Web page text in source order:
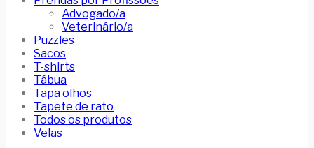
Advogado/a
Veterinário/a
Puzzles
Sacos
T-shirts
Tábua
Tapa olhos
Tapete de rato
Todos os produtos
Velas